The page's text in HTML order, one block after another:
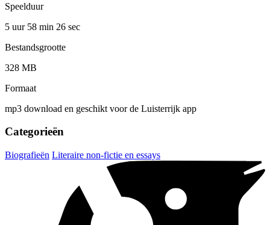
Speelduur
5 uur 58 min 26 sec
Bestandsgrootte
328 MB
Formaat
mp3 download en geschikt voor de Luisterrijk app
Categorieën
Biografieën Literaire non-fictie en essays